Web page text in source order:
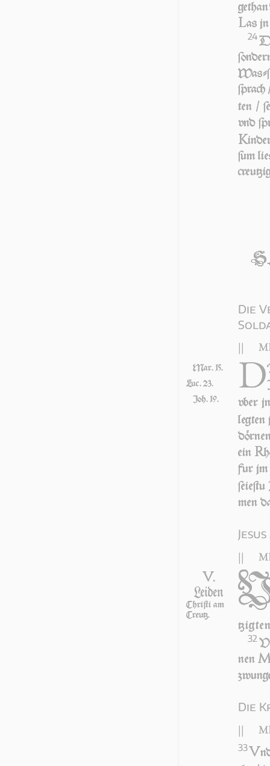
Las jn
24
ten /
vnd
K
ſum
Die
||
Mar. 15.
Luc. 23.
Joh. 19.
D
vber
leg­ten
ein R
fur jm
men
||
V.
Leiden
Chri­ſti am
Creutz.
32
nen
Die
||
33V